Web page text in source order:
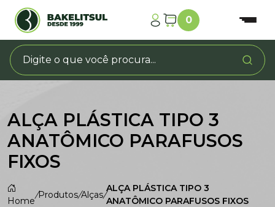
0
ALÇA PLÁSTICA TIPO 3
ANATÔMICO PARAFUSOS
FIXOS
Home
/Produtos/Alças/
ALÇA PLÁSTICA TIPO 3
ANATÔMICO PARAFUSOS FIXOS